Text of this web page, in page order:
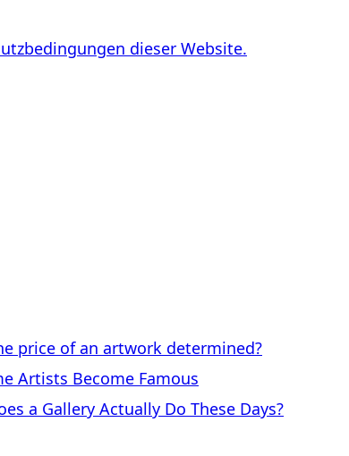
dieser Website.
price of an artwork determined?
Artists Become Famous
a Gallery Actually Do These Days?